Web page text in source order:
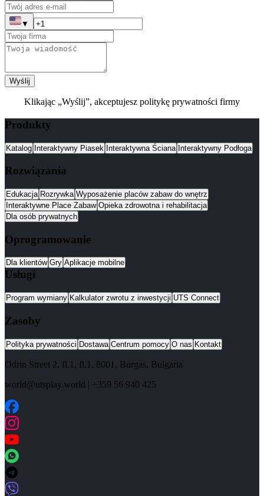
▼
Wyślij
Klikając „Wyślij”, akceptujesz politykę prywatności firmy
Produkty
Katalog Interaktywny Piasek Interaktywna Ściana Interaktywny Podłoga
Rozwiązania
Edukacja Rozrywka Wyposażenie placów zabaw do wnętrz
Interaktywne Place Zabaw Opieka zdrowotna i rehabilitacja
Dla osób prywatnych
Oprogramowanie
Dla klientów Gry Aplikacje mobilne
Usługi
Program wymiany Kalkulator zwrotu z inwestycji UTS Connect
Zasoby
Polityka prywatności Dostawa Centrum pomocy O nas Kontakt
Odrin Street 2, fl.1 , fl.1, 8001 , Burgas, Bulgaria
world@utsplay.world | +359 56 940 425